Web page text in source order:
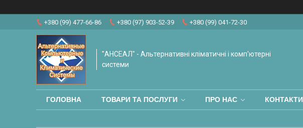
+380 (99) 477-66-86 +380 (97) 903-52-39 +380 (99) 041-72-30
"АНСЕАЛ" - Альтернативні кліматичні і комп'ютерні
системи
ГОЛОВНА ТОВАРИ ТА ПОСЛУГИ ПРО НАС КОНТАКТИ